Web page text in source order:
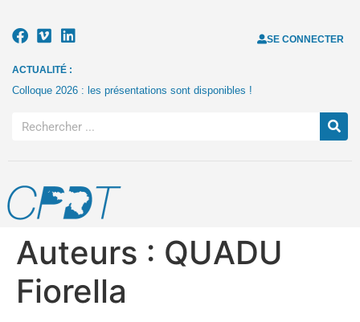
SE CONNECTER
ACTUALITÉ :
Colloque 2026 : les présentations sont disponibles !
Auteurs : QUADU
Fiorella